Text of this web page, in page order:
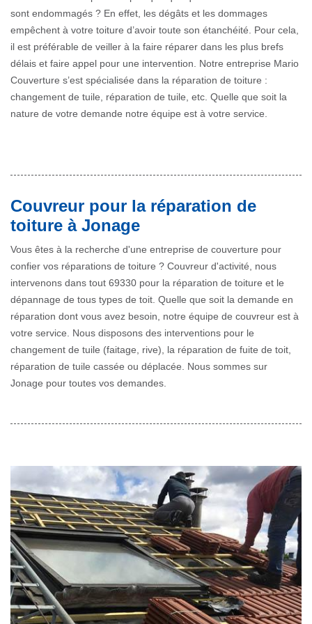
sont endommagés ? En effet, les dégâts et les dommages
empêchent à votre toiture d’avoir toute son étanchéité. Pour cela,
il est préférable de veiller à la faire réparer dans les plus brefs
délais et faire appel pour une intervention. Notre entreprise Mario
Couverture s’est spécialisée dans la réparation de toiture :
changement de tuile, réparation de tuile, etc. Quelle que soit la
nature de votre demande notre équipe est à votre service.
Couvreur pour la réparation de
toiture à Jonage
Vous êtes à la recherche d'une entreprise de couverture pour
confier vos réparations de toiture ? Couvreur d'activité, nous
intervenons dans tout 69330 pour la réparation de toiture et le
dépannage de tous types de toit. Quelle que soit la demande en
réparation dont vous avez besoin, notre équipe de couvreur est à
votre service. Nous disposons des interventions pour le
changement de tuile (faitage, rive), la réparation de fuite de toit,
réparation de tuile cassée ou déplacée. Nous sommes sur
Jonage pour toutes vos demandes.